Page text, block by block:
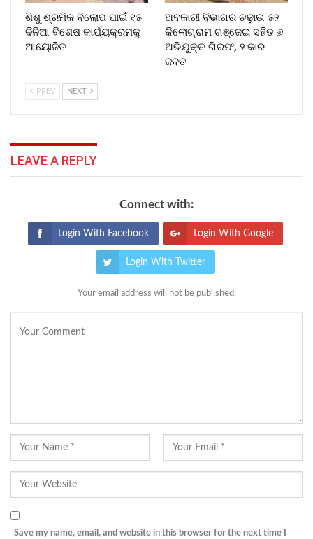
ଶିଶୁ ଶ୍ରମିକ ବିଲୋପ ପାଇଁ ୧୫
ଦିନିଆ ବିଶେଷ କାର୍ଯ୍ୟକ୍ରମକୁ
ଆୟୋଜିତ
ଅବକାରୀ ବିଭାଗର ଚଢ଼ାଉ ୫୨
କିଲୋଗ୍ରାମ ଗଞ୍ଜେଇ ସହିତ ୬
ଅଭିଯୁକ୍ତ ଗିରଫ, ୨ କାର
ଜବତ
PREV NEXT
LEAVE A REPLY
Connect with:
Login With Facebook Login With Google
Login With Twitter
Your email address will not be published.
Save my name, email, and website in this browser for the next time I